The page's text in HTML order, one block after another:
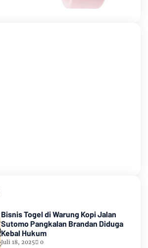
Bisnis Togel di Warung Kopi Jalan
Sutomo Pangkalan Brandan Diduga
Kebal Hukum
Juli 18, 2025 0